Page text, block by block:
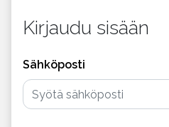
Kirjaudu sisään
Sähköposti